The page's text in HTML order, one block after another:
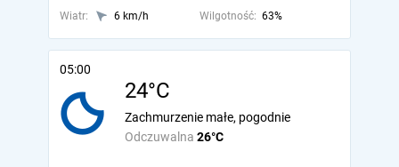
Wiatr:
6 km/h Wilgotność: 63%
05:00
24°C
Odczuwalna 26°C
Zachmurzenie małe, pogodnie